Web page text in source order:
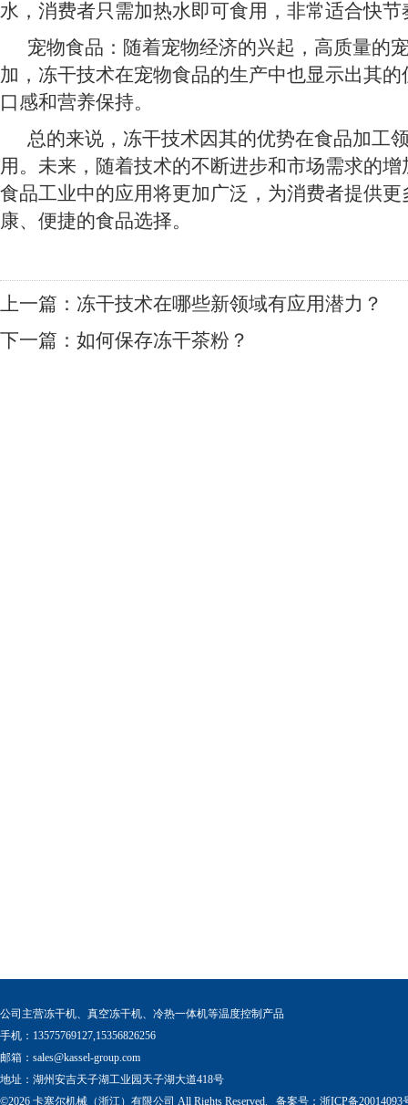
水，消费者只需加热水即可食用，非常适合快
宠物食品：随着宠物经济的兴起，高质量的
加，冻干技术在宠物食品的生产中也显示出其
口感和营养保持。
总的来说，冻干技术因其的优势在食品加工
用。未来，随着技术的不断进步和市场需求的
食品工业中的应用将更加广泛，为消费者提供更
康、便捷的食品选择。
上一篇： 冻干技术在哪些新领域有应用潜力？
下一篇： 如何保存冻干茶粉？
公司主营冻干机、真空冻干机、冷热一体机等温度控制产品
手机：13575769127,15356826256
邮箱： sales@kassel-group.com
地址：湖州安吉天子湖工业园天子湖大道418号
©2026 卡塞尔机械（浙江）有限公司 All Rights Reserved. 备案号： 浙ICP备20014093